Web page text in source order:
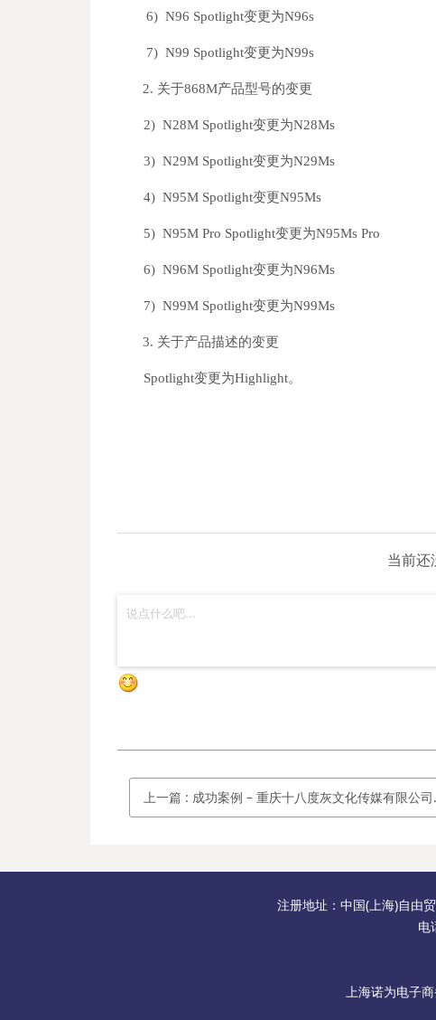
6) N96 Spotlight变更为N96s
7) N99 Spotlight变更为N99s
2. 关于868M产品型号的变更
2) N28M Spotlight变更为N28Ms
3) N29M Spotlight变更为N29Ms
4) N95M Spotlight变更N95Ms
5) N95M Pro Spotlight变更为N95Ms Pro
6) N96M Spotlight变更为N96Ms
7) N99M Spotlight变更为N99Ms
3. 关于产品描述的变更
Spotlight变更为Highlight。
当前还
上一篇 : 成功案例 – 重庆十八度灰文化传媒有限公司定制诺为激光翻页笔N26
注册地址：中国(上海)自由
电
上海诺为电子